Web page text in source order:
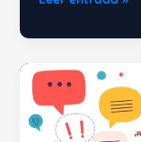
la
Efectiva